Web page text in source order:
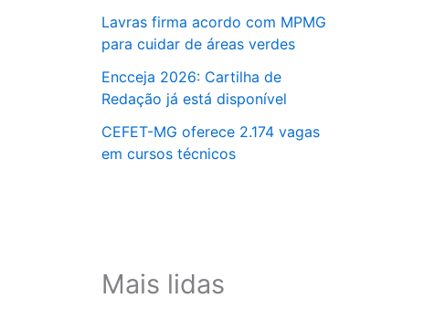
Lavras firma acordo com MPMG
para cuidar de áreas verdes
Encceja 2026: Cartilha de
Redação já está disponível
CEFET-MG oferece 2.174 vagas
em cursos técnicos
Mais lidas